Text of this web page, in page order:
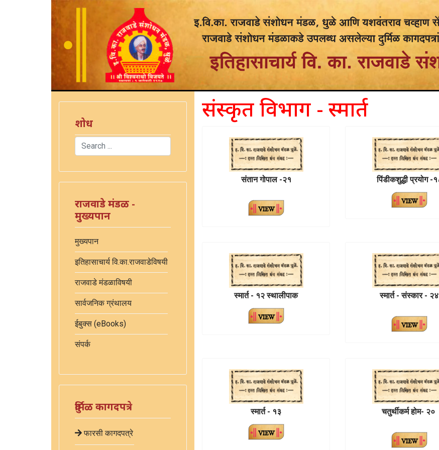
शोध
Search
राजवाडे मंडळ -
मुख्यपान
मुख्यपान
इतिहासाचार्य वि.का.राजवाडेविषयी
राजवाडे मंडळाविषयी
सार्वजनिक ग्रंथालय
ईबुक्स (eBooks)
संपर्क
दुर्मिळ कागदपत्रे
फारसी कागदपत्रे
संस्कृत विभाग - स्मार्त
संतान गोपाल -२१ पिंडीकशुद्धी प्रयोग -
स्मार्त - १२ स्थालीपाक स्मार्त - संस्कार - २४
स्मार्त - १३ चतुर्थीकर्म होम- २०